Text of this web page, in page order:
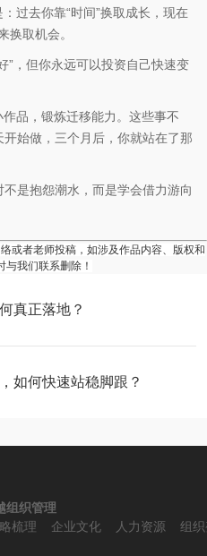
过去你靠“时间”换取成长，现在
换取机会。
”，但你永远可以投资自己快速变
品，锻炼迁移能力。这些事不
始做，三个月后，你就站在了那
是抱怨潮水，而是学会借力游向
或者老师投稿，如涉及作品内容、版权和
与我们联系删除！
真正落地？
如何快速站稳脚跟？
组织管理
梳理
企业文化 人力资源
组